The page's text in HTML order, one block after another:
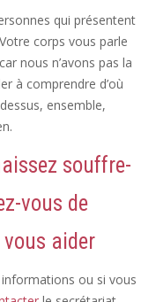
qui présentent
corps vous parle
nous n’avons pas la
à comprendre d’où
ensemble,
souffre-
vous de
aider
ou si vous